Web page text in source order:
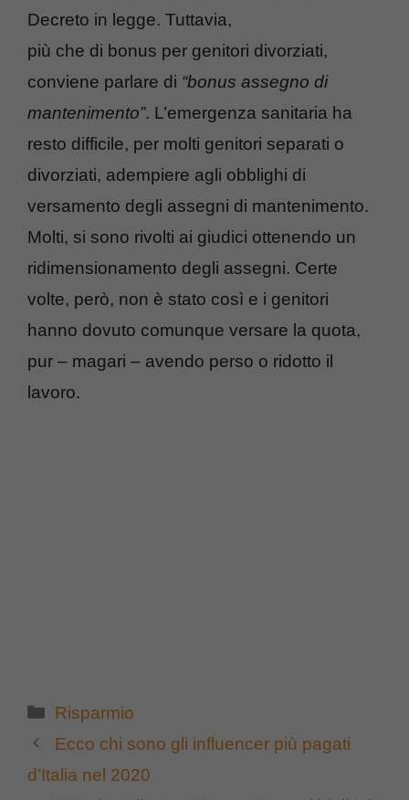
Decreto in legge. Tuttavia,
più che di bonus per genitori divorziati,
conviene parlare di “bonus assegno di
mantenimento”. L’emergenza sanitaria ha
resto difficile, per molti genitori separati o
divorziati, adempiere agli obblighi di
versamento degli assegni di mantenimento.
Molti, si sono rivolti ai giudici ottenendo un
ridimensionamento degli assegni. Certe
volte, però, non è stato così e i genitori
hanno dovuto comunque versare la quota,
pur – magari – avendo perso o ridotto il
lavoro.
Categorie
Risparmio
Ecco chi sono gli influencer più pagati
d’Italia nel 2020